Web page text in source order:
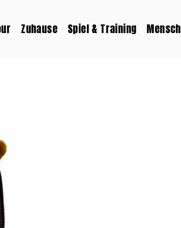
Zuhause Spiel & Training Mensch